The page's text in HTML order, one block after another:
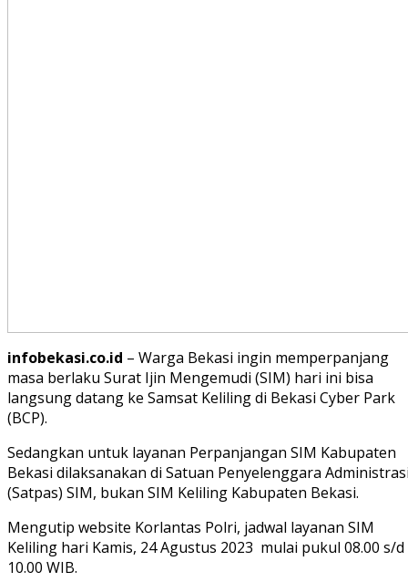
infobekasi.co.id – Warga Bekasi ingin memperpanjang
masa berlaku Surat Ijin Mengemudi (SIM) hari ini bisa
langsung datang ke Samsat Keliling di Bekasi Cyber Park
(BCP).
Sedangkan untuk layanan Perpanjangan SIM Kabupaten
Bekasi dilaksanakan di Satuan Penyelenggara
(Satpas) SIM, bukan SIM Keliling Kabupaten Bekasi.
Mengutip website Korlantas Polri, jadwal layanan SIM
Keliling hari Kamis, 24 Agustus 2023 mulai pukul 08.00 s/d
10.00 WIB.